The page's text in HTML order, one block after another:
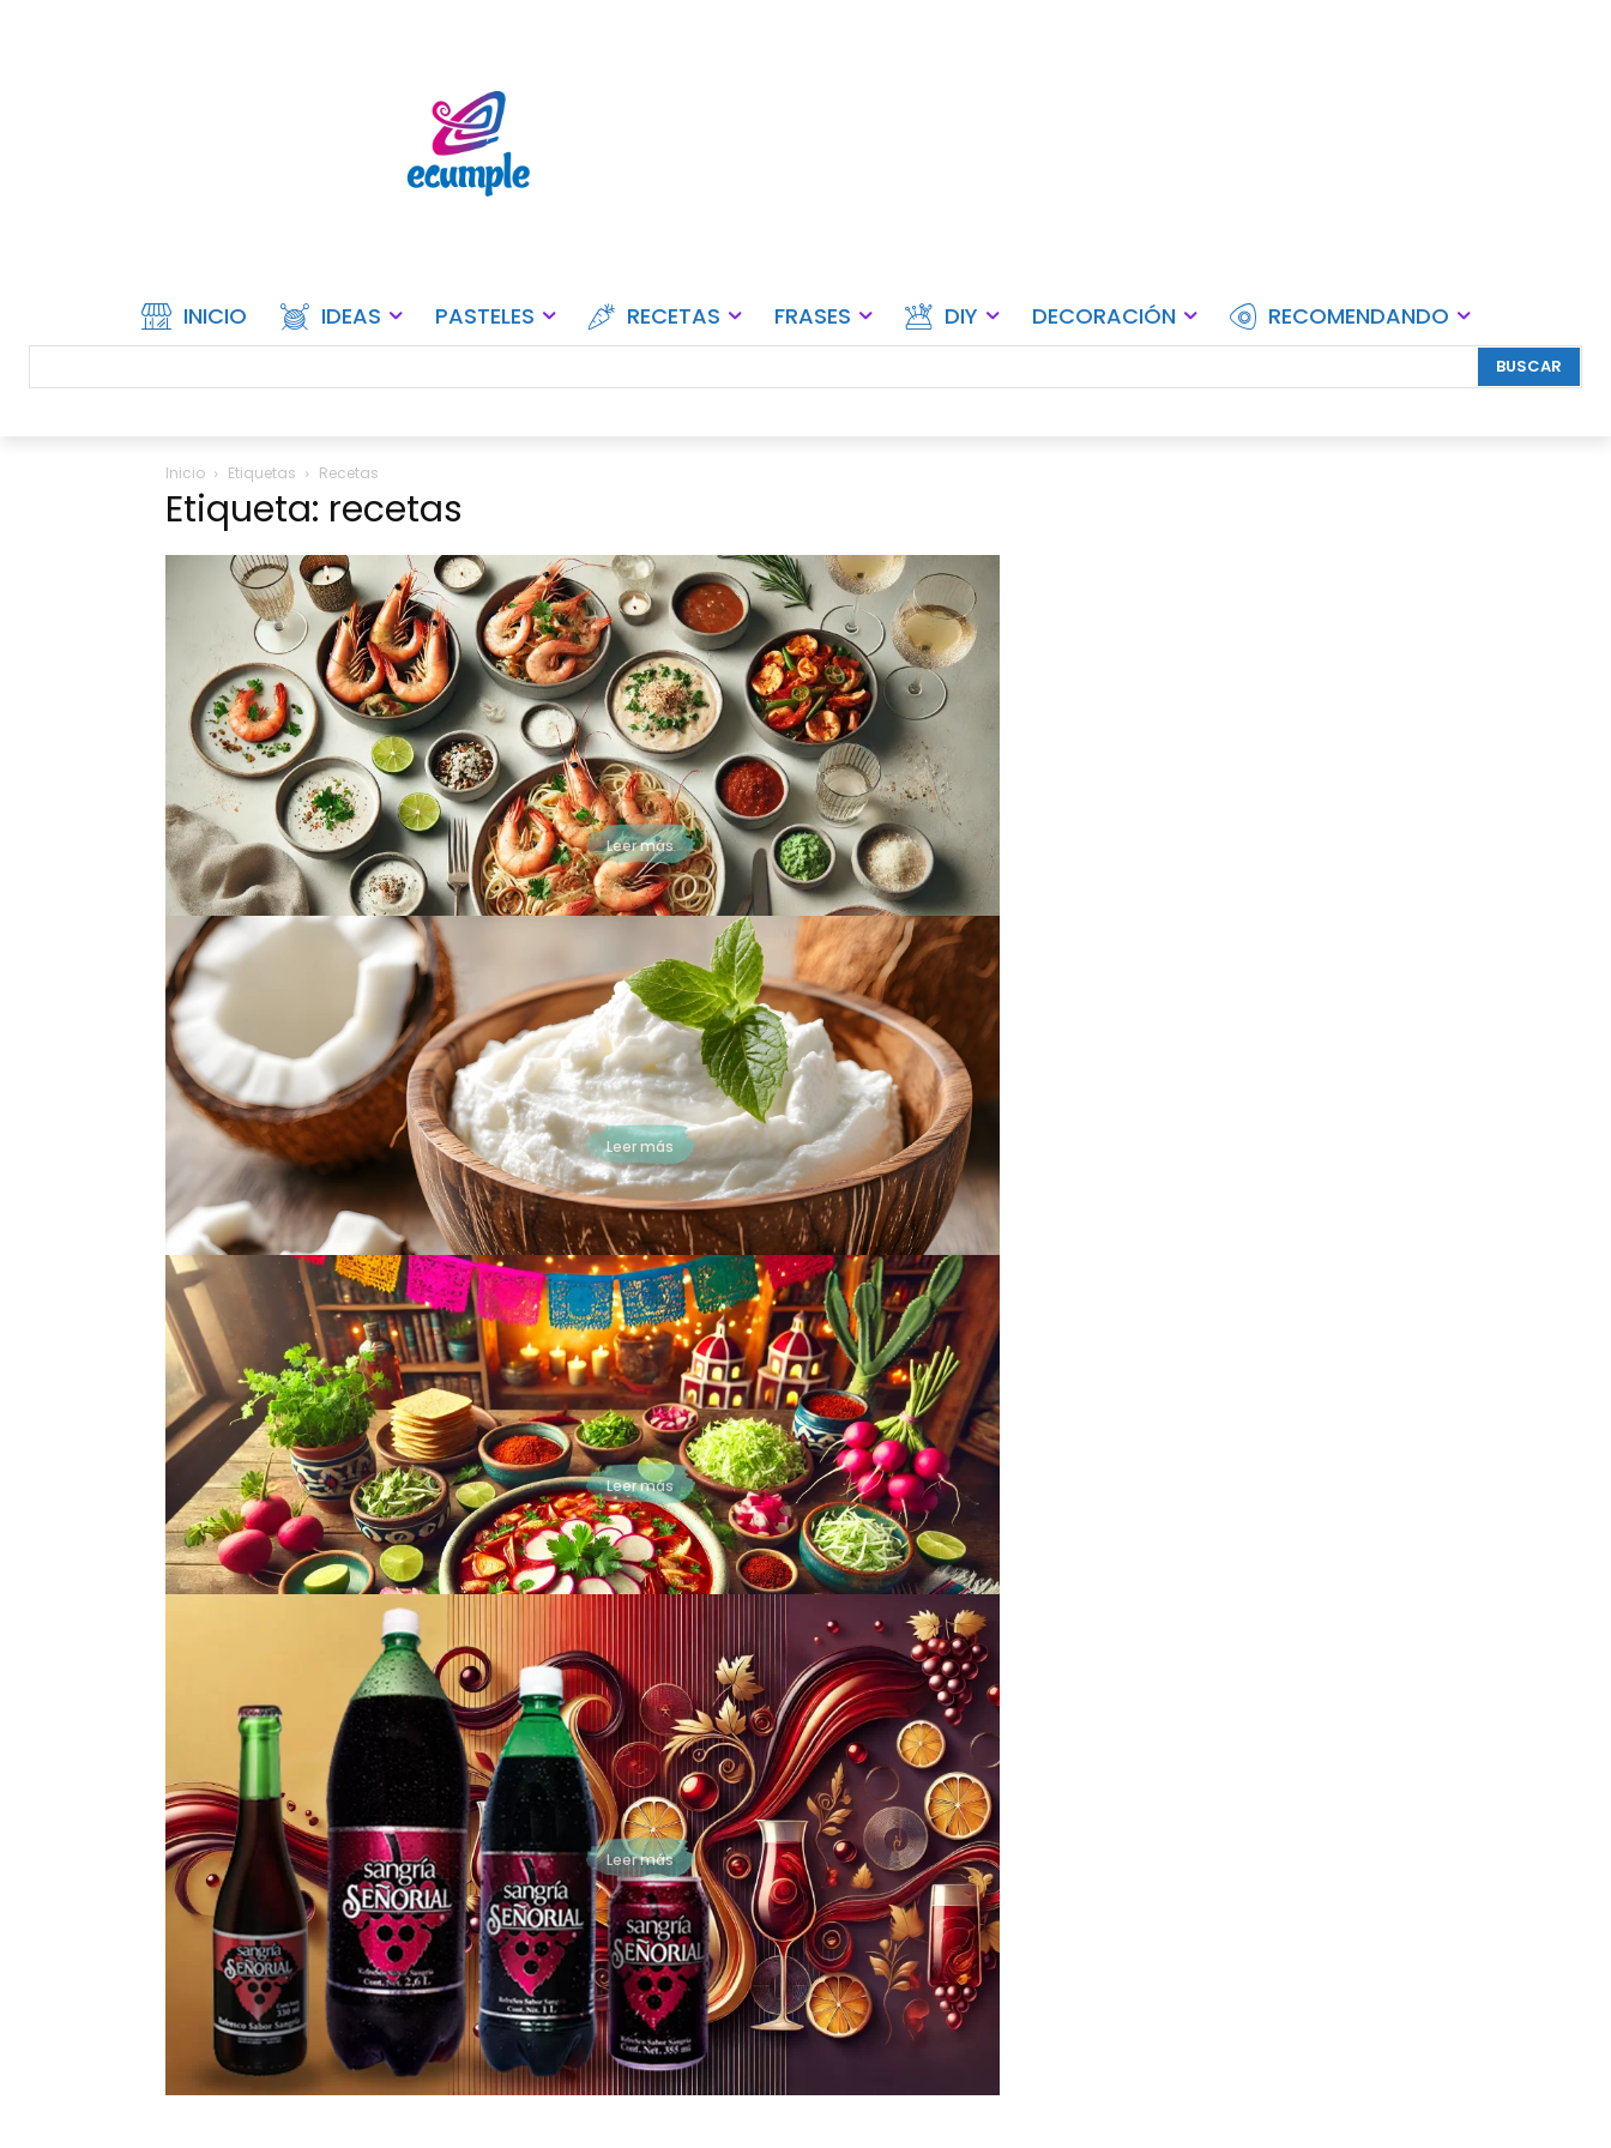
INICIO IDEAS PASTELES RECETAS FRASES DIY DECORACIÓN RECOMENDANDO
BUSCAR
Inicio Etiquetas Recetas
Etiqueta: recetas
La Mejor Receta de
Camarones para
Sorprender en tus Fiestas y
Celebraciones
¿Por Qué las Recetas de Camarones son Perfectas
para Fiestas? Los camarones tienen ese “algo
especial” que los convierte en la estrella de muchas
celebraciones. Una...
Leer más
🥥 Crema de Coco: Usos,
Recetas y Secretos para
Fiestas y Celebraciones
📌 ¿Qué es la Crema de Coco y Para Qué Sirve? La
crema de coco es un producto derivado del coco
que se obtiene al...
Leer más
Receta de Pozole Rojo: El
Platillo Perfecto para tus
Fiestas y Celebraciones
El pozole rojo es más que un platillo tradicional, es
una experiencia culinaria que ha unido a
generaciones en torno a la mesa. Originario...
Leer más
Sangría Señorial: La Bebida
Perfecta para Fiestas,
Cumpleaños y
Celebraciones
Sangría Señorial es la bebida sin alcohol ideal para
quienes desean disfrutar de un evento especial sin
preocupaciones. Su sabor frutal, su versatilidad y...
Leer más
1 ... 4 5 6 ... 14 Página 5 de 14